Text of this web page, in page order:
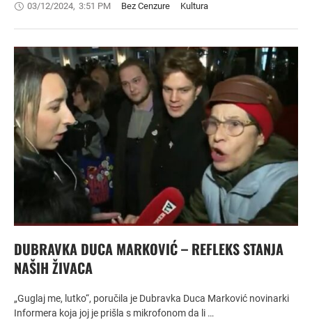
03/12/2024, 3:51 PM Bez Cenzure Kultura
DUBRAVKA DUCA MARKOVIĆ – REFLEKS STANJA
NAŠIH ŽIVACA
„Guglaj me, lutko“, poručila je Dubravka Duca Marković novinarki
Informera koja joj je prišla s mikrofonom da li …